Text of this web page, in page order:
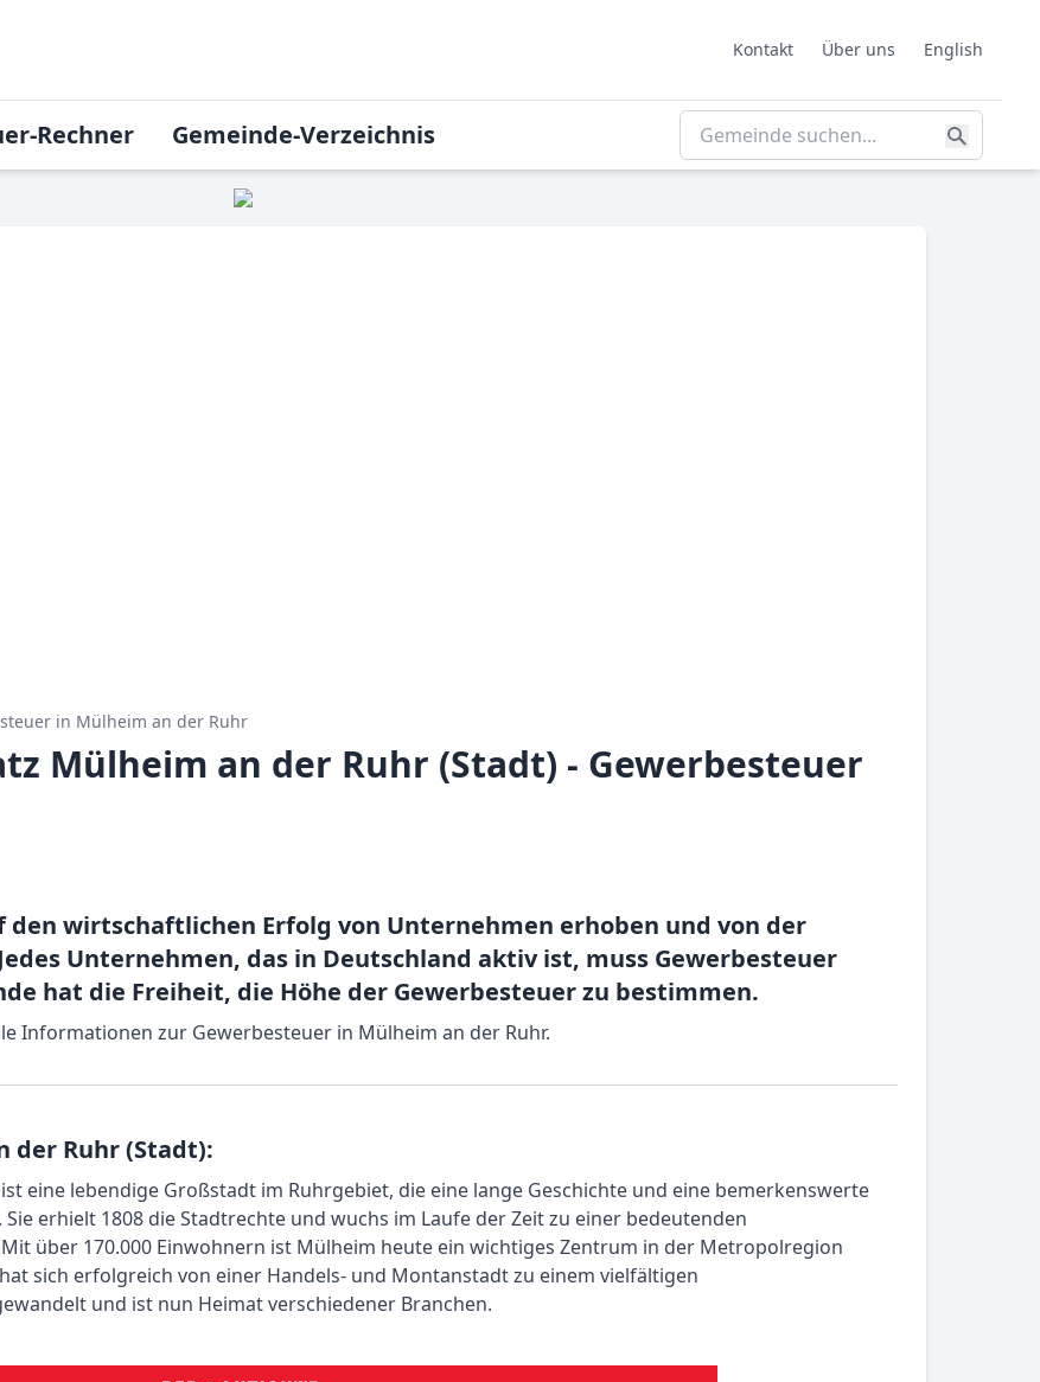
Kontakt Über uns English
Rechner Gemeinde-Verzeichnis
in Mülheim an der Ruhr
Mülheim an der Ruhr (Stadt) - Gewerbesteuer
den wirtschaftlichen Erfolg von Unternehmen erhoben und von der
Unternehmen, das in Deutschland aktiv ist, muss Gewerbesteuer
hat die Freiheit, die Höhe der Gewerbesteuer zu bestimmen.
Informationen zur Gewerbesteuer in Mülheim an der Ruhr.
der Ruhr (Stadt):
eine lebendige Großstadt im Ruhrgebiet, die eine lange Geschichte und eine bemerkenswerte
erhielt 1808 die Stadtrechte und wuchs im Laufe der Zeit zu einer bedeutenden
über 170.000 Einwohnern ist Mülheim heute ein wichtiges Zentrum in der Metropolregion
hat sich erfolgreich von einer Handels- und Montanstadt zu einem vielfältigen
und ist nun Heimat verschiedener Branchen.